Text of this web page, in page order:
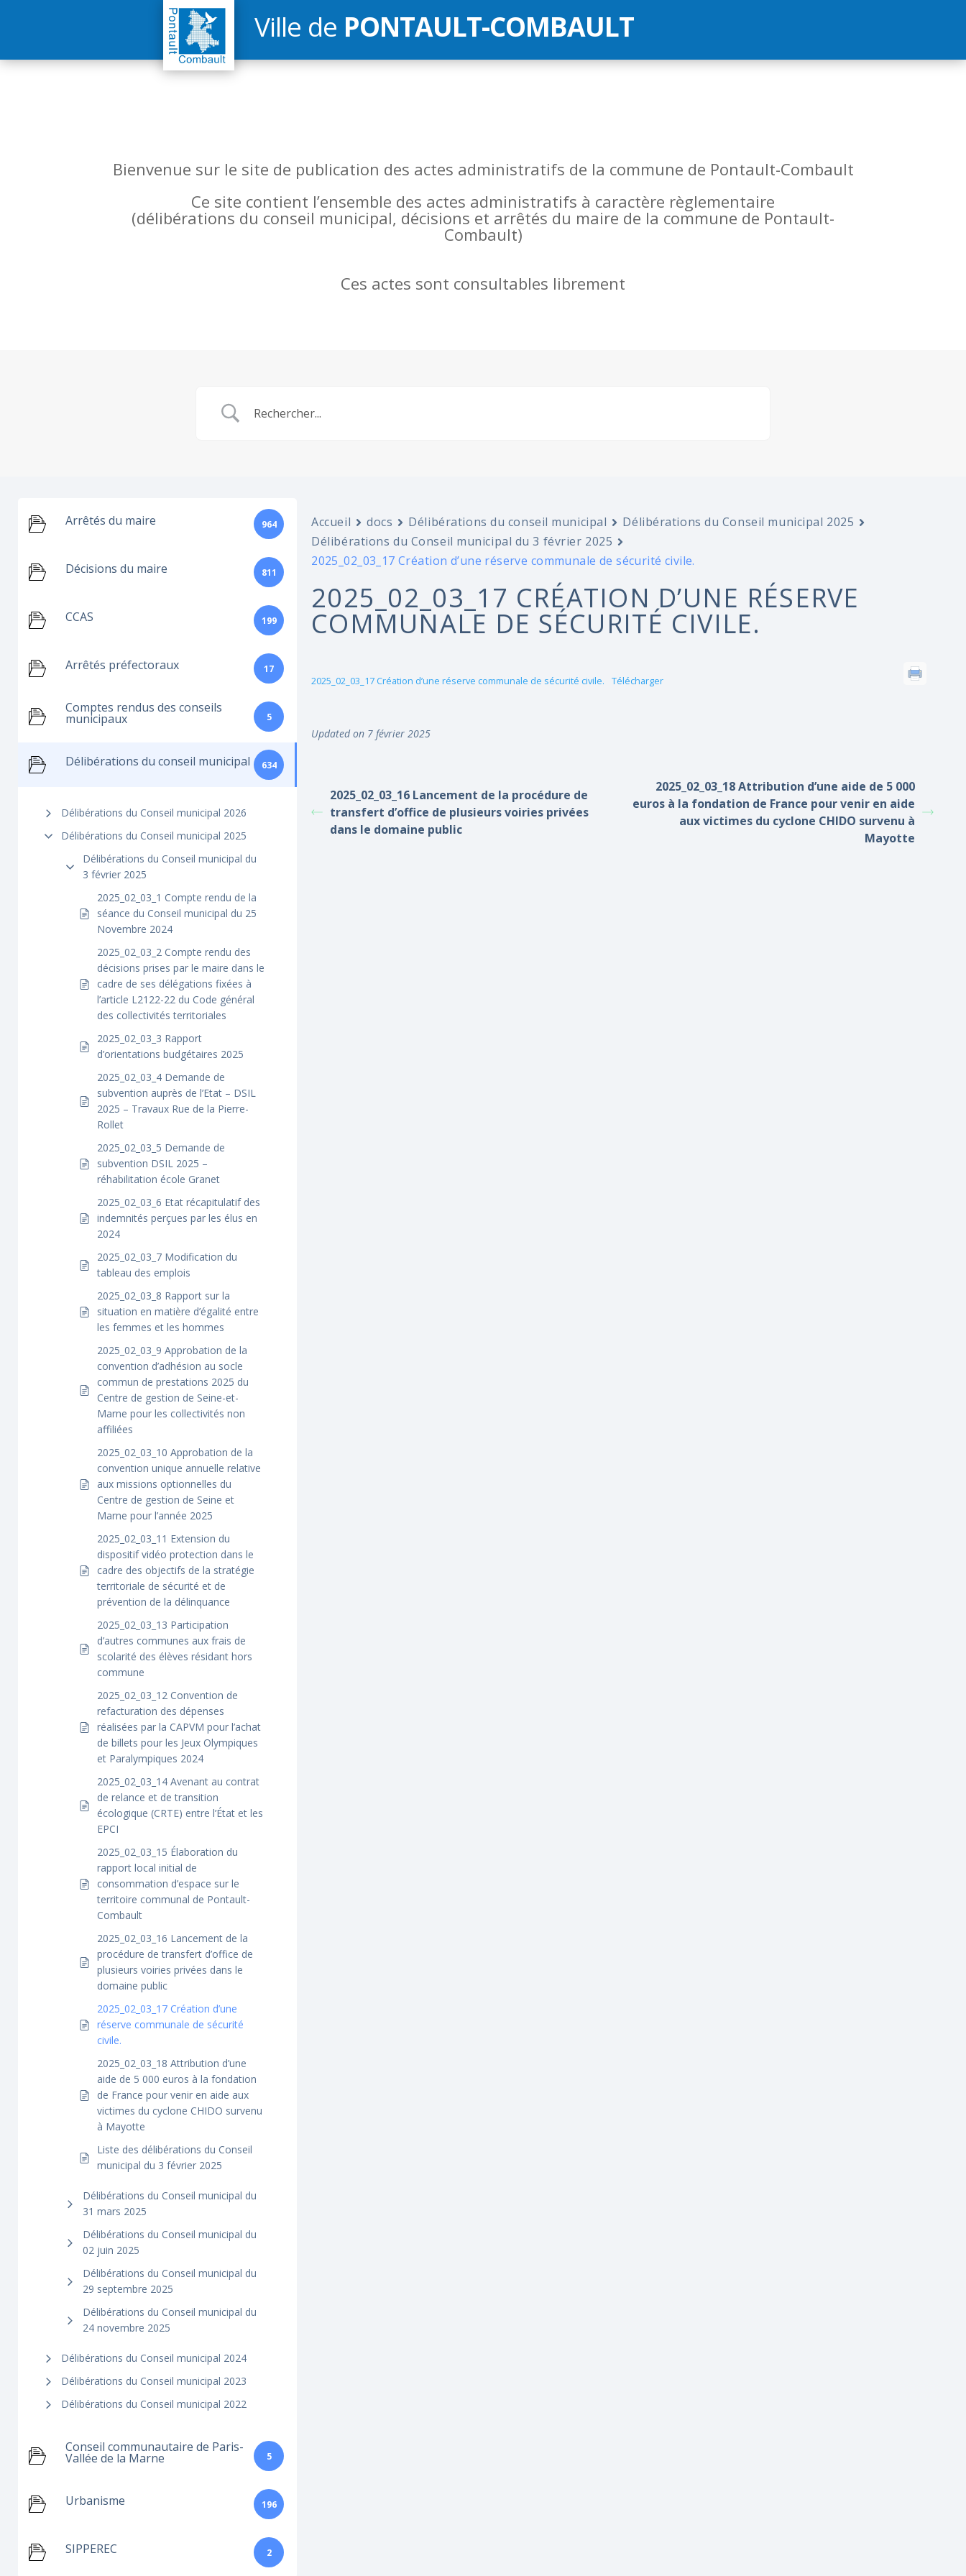
Ville de PONTAULT-COMBAULT
Bienvenue sur le site de publication des actes administratifs de la commune de Pontault-Combault
Ce site contient l’ensemble des actes administratifs à caractère règlementaire
(délibérations du conseil municipal, décisions et arrêtés du maire de la commune de Pontault-
Combault)
Ces actes sont consultables librement
Arrêtés du maire 964
Décisions du maire 811
CCAS 199
Arrêtés préfectoraux 17
Comptes rendus des conseils
municipaux 5
Délibérations du conseil municipal 634
Délibérations du Conseil municipal 2026
Délibérations du Conseil municipal 2025
Délibérations du Conseil municipal du
3 février 2025
2025_02_03_1 Compte rendu de la
séance du Conseil municipal du 25
Novembre 2024
2025_02_03_2 Compte rendu des
décisions prises par le maire dans le
cadre de ses délégations fixées à
l’article L2122-22 du Code général
des collectivités territoriales
2025_02_03_3 Rapport
d’orientations budgétaires 2025
2025_02_03_4 Demande de
subvention auprès de l’Etat – DSIL
2025 – Travaux Rue de la Pierre-
Rollet
2025_02_03_5 Demande de
subvention DSIL 2025 –
réhabilitation école Granet
2025_02_03_6 Etat récapitulatif des
indemnités perçues par les élus en
2024
2025_02_03_7 Modification du
tableau des emplois
2025_02_03_8 Rapport sur la
situation en matière d’égalité entre
les femmes et les hommes
2025_02_03_9 Approbation de la
convention d’adhésion au socle
commun de prestations 2025 du
Centre de gestion de Seine-et-
Marne pour les collectivités non
affiliées
2025_02_03_10 Approbation de la
convention unique annuelle relative
aux missions optionnelles du
Centre de gestion de Seine et
Marne pour l’année 2025
2025_02_03_11 Extension du
dispositif vidéo protection dans le
cadre des objectifs de la stratégie
territoriale de sécurité et de
prévention de la délinquance
2025_02_03_13 Participation
d’autres communes aux frais de
scolarité des élèves résidant hors
commune
2025_02_03_12 Convention de
refacturation des dépenses
réalisées par la CAPVM pour l’achat
de billets pour les Jeux Olympiques
et Paralympiques 2024
2025_02_03_14 Avenant au contrat
de relance et de transition
écologique (CRTE) entre l’État et les
EPCI
2025_02_03_15 Élaboration du
rapport local initial de
consommation d’espace sur le
territoire communal de Pontault-
Combault
2025_02_03_16 Lancement de la
procédure de transfert d’office de
plusieurs voiries privées dans le
domaine public
2025_02_03_17 Création d’une
réserve communale de sécurité
civile.
2025_02_03_18 Attribution d’une
aide de 5 000 euros à la fondation
de France pour venir en aide aux
victimes du cyclone CHIDO survenu
à Mayotte
Liste des délibérations du Conseil
municipal du 3 février 2025
Délibérations du Conseil municipal du
31 mars 2025
Délibérations du Conseil municipal du
02 juin 2025
Délibérations du Conseil municipal du
29 septembre 2025
Délibérations du Conseil municipal du
24 novembre 2025
Délibérations du Conseil municipal 2024
Délibérations du Conseil municipal 2023
Délibérations du Conseil municipal 2022
Conseil communautaire de Paris-
Vallée de la Marne 5
Urbanisme 196
SIPPEREC 2
Accueil docs Délibérations du conseil municipal
Délibérations du Conseil municipal 2025
Délibérations du Conseil municipal du 3 février 2025
2025_02_03_17 Création d’une réserve communale de sécurité civile.
2025_02_03_17 CRÉATION D’UNE RÉSERVE
COMMUNALE DE SÉCURITÉ CIVILE.
2025_02_03_17 Création d’une réserve communale de sécurité civile. Télécharger
Updated on 7 février 2025
2025_02_03_16 Lancement de la procédure de
transfert d’office de plusieurs voiries privées
dans le domaine public
2025_02_03_18 Attribution d’une aide de 5 000
euros à la fondation de France pour venir en aide
aux victimes du cyclone CHIDO survenu à
Mayotte